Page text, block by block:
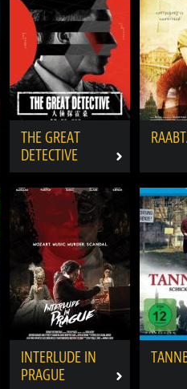
THE GREAT
DETECTIVE
INTERLUDE IN
PRAGUE